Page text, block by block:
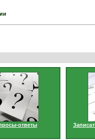
ответы